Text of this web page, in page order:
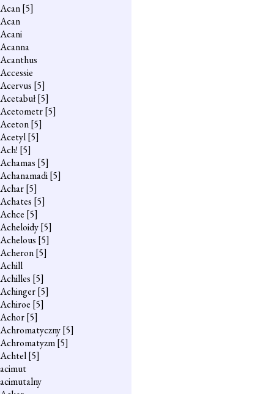
Acan[5]
Acan
Acani
Acanna
Acanthus
Accessie
Acervus [5]
Acetabuł[5]
Acetometr[5]
Aceton[5]
Acetyl[5]
Ach! [5]
Achamas [5]
Achanamadi[5]
Achar[5]
Achates [5]
Achce [5]
Acheloidy[5]
Achelous [5]
Acheron[5]
Achill
Achilles [5]
Achinger[5]
Achiroe [5]
Achor[5]
Achromatyczny[5]
Achromatyzm[5]
Achtel[5]
acimut
acimutalny